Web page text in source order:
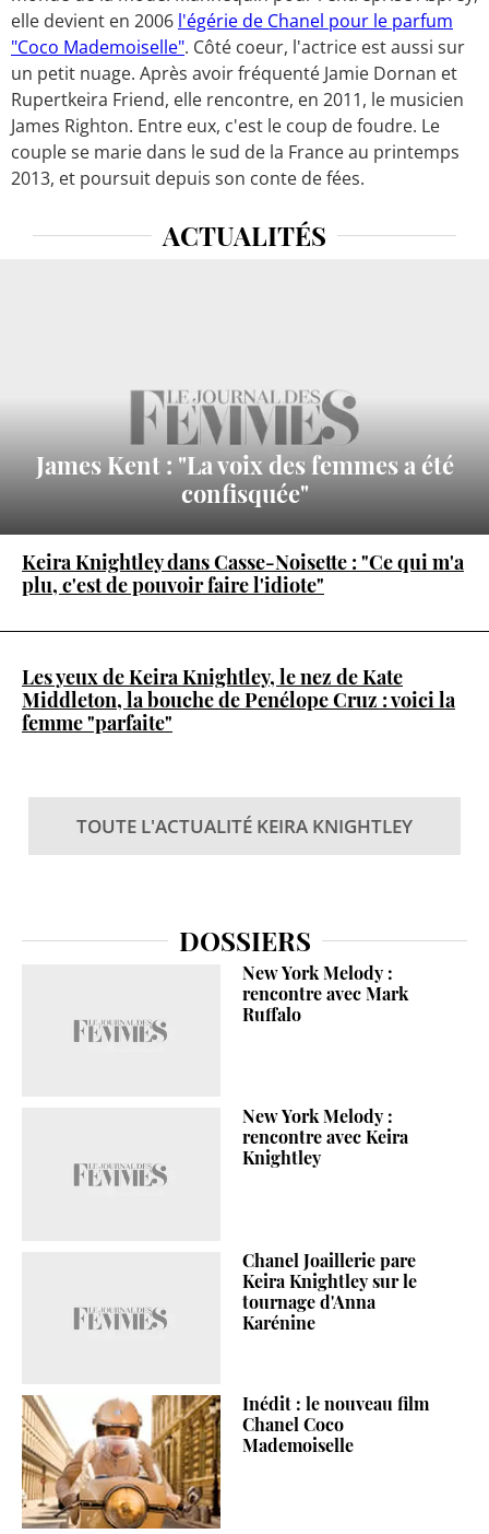
elle devient en 2006 l'égérie de Chanel pour le parfum
"Coco Mademoiselle". Côté coeur, l'actrice est aussi sur
un petit nuage. Après avoir fréquenté Jamie Dornan et
Rupertkeira Friend, elle rencontre, en 2011, le musicien
James Righton. Entre eux, c'est le coup de foudre. Le
couple se marie dans le sud de la France au printemps
2013, et poursuit depuis son conte de fées.
ACTUALITÉS
James Kent : "La voix des femmes a été
confisquée"
Keira Knightley dans Casse-Noisette : "Ce qui m'a
plu, c'est de pouvoir faire l'idiote"
Les yeux de Keira Knightley, le nez de Kate
Middleton, la bouche de Penélope Cruz : voici la
femme "parfaite"
TOUTE L'ACTUALITÉ KEIRA KNIGHTLEY
DOSSIERS
New York Melody :
rencontre avec Mark
Ruffalo
New York Melody :
rencontre avec Keira
Knightley
Chanel Joaillerie pare
Keira Knightley sur le
tournage d'Anna
Karénine
Inédit : le nouveau film
Chanel Coco
Mademoiselle